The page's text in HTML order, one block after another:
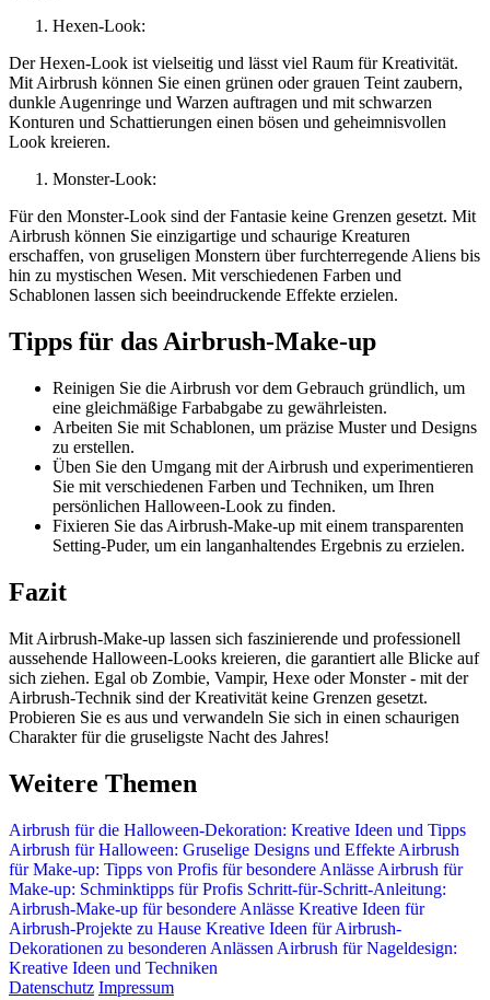
Hexen-Look:
Der Hexen-Look ist vielseitig und lässt viel Raum für Kreativität.
Mit Airbrush können Sie einen grünen oder grauen Teint zaubern,
dunkle Augenringe und Warzen auftragen und mit schwarzen
Konturen und Schattierungen einen bösen und geheimnisvollen
Look kreieren.
Monster-Look:
Für den Monster-Look sind der Fantasie keine Grenzen gesetzt. Mit
Airbrush können Sie einzigartige und schaurige Kreaturen
erschaffen, von gruseligen Monstern über furchterregende Aliens bis
hin zu mystischen Wesen. Mit verschiedenen Farben und
Schablonen lassen sich beeindruckende Effekte erzielen.
Tipps für das Airbrush-Make-up
Reinigen Sie die Airbrush vor dem Gebrauch gründlich, um
eine gleichmäßige Farbabgabe zu gewährleisten.
Arbeiten Sie mit Schablonen, um präzise Muster und Designs
zu erstellen.
Üben Sie den Umgang mit der Airbrush und experimentieren
Sie mit verschiedenen Farben und Techniken, um Ihren
persönlichen Halloween-Look zu finden.
Fixieren Sie das Airbrush-Make-up mit einem transparenten
Setting-Puder, um ein langanhaltendes Ergebnis zu erzielen.
Fazit
Mit Airbrush-Make-up lassen sich faszinierende und professionell
aussehende Halloween-Looks kreieren, die garantiert alle Blicke auf
sich ziehen. Egal ob Zombie, Vampir, Hexe oder Monster - mit der
Airbrush-Technik sind der Kreativität keine Grenzen gesetzt.
Probieren Sie es aus und verwandeln Sie sich in einen schaurigen
Charakter für die gruseligste Nacht des Jahres!
Weitere Themen
Airbrush für die Halloween-Dekoration: Kreative Ideen und Tipps
Airbrush für Halloween: Gruselige Designs und Effekte Airbrush
für Make-up: Tipps von Profis für besondere Anlässe Airbrush für
Make-up: Schminktipps für Profis Schritt-für-Schritt-Anleitung:
Airbrush-Make-up für besondere Anlässe Kreative Ideen für
Airbrush-Projekte zu Hause Kreative Ideen für Airbrush-
Dekorationen zu besonderen Anlässen Airbrush für Nageldesign:
Kreative Ideen und Techniken
Datenschutz Impressum